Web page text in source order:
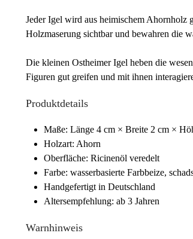
Jeder Igel wird aus heimischem Ahornholz
Holzmaserung sichtbar und bewahren die
Die kleinen Ostheimer Igel heben die
Figuren gut greifen und mit ihnen
Produktdetails
Maße: Länge 4 cm × Breite 2 cm ×
Holzart: Ahorn
Oberfläche: Ricinenöl veredelt
Farbe: wasserbasierte Farbbeize,
Handgefertigt in Deutschland
Altersempfehlung: ab 3 Jahren
Warnhinweis